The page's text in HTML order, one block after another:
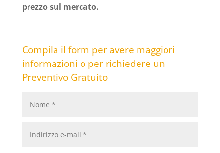
prezzo sul mercato.
Compila il form per avere maggiori
informazioni o per richiedere un
Preventivo Gratuito